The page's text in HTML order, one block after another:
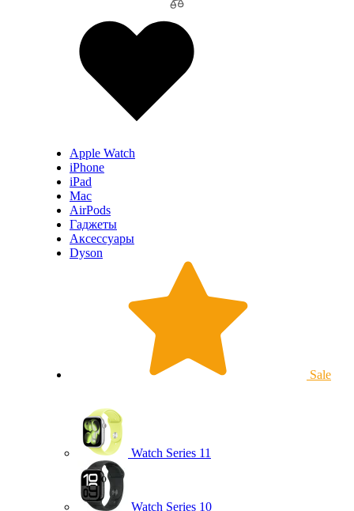
Apple Watch
iPhone
iPad
Mac
AirPods
Гаджеты
Аксессуары
Dyson
Sale
Watch Series 11
Watch Series 10